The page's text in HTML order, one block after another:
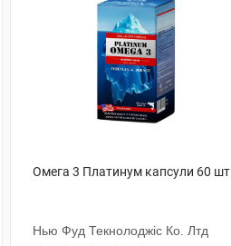
Омега 3 Платинум капсули 60 шт
Нью Фуд Текнолоджіс Ко. Лтд